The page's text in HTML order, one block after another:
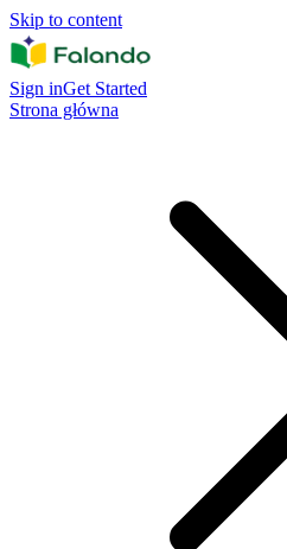
Skip to content
Sign inGet Started
Strona główna